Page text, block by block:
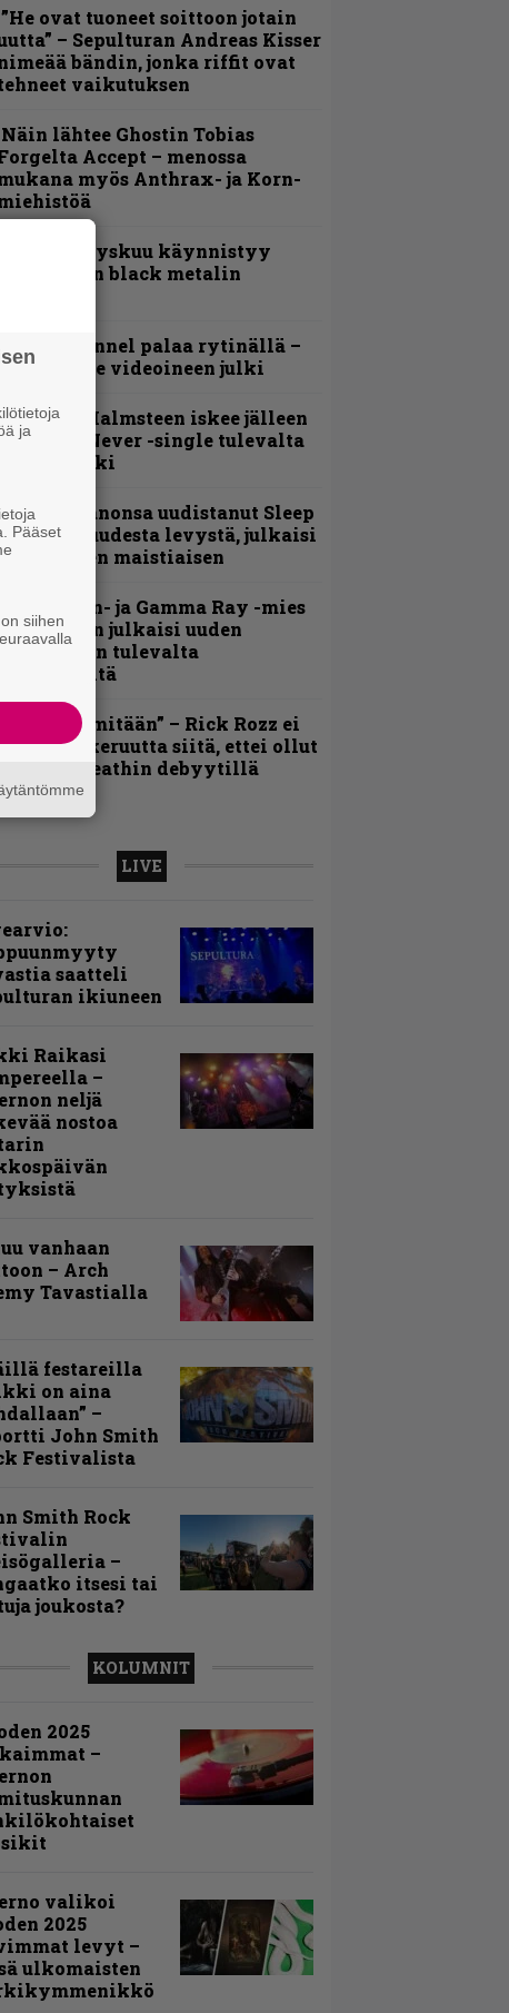
”He ovat tuoneet soittoon jotain
– Sepulturan Andreas Kisser
bändin, jonka riffit ovat
vaikutuksen
Näin lähtee Ghostin Tobias
Accept – menossa
myös Anthrax- ja Korn-
Espoon syyskuu käynnistyy
kotimaisen black metalin
Blind Channel palaa rytinällä –
videoineen julki
Yngwie Malmsteen iskee jälleen
Now or Never -single tulevalta
levyltä julki
Kokoonpanonsa uudistanut Sleep
uudesta levystä, julkaisi
uuden maistiaisen
Helloween- ja Gamma Ray -mies
Hansen julkaisi uuden
tulevalta
soololevyltä
”En kadu mitään” – Rick Rozz ei
katkeruutta siitä, ettei ollut
mukana Deathin debyytillä
LIVE
saatteli
ikiuneen
Raikasi
–
neljä
nostoa
vanhaan
– Arch
Tavastialla
festareilla
on aina
–
John Smith
Festivalista
Smith Rock
–
itsesi tai
joukosta?
KOLUMNIT
2025
–
valikoi
2025
levyt –
ulkomaisten
ja
Pääset
siihen